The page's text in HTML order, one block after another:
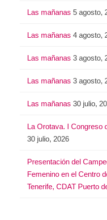
Las mañanas 5 agosto,
Las mañanas 4 agosto,
Las mañanas 3 agosto,
Las mañanas 3 agosto,
Las mañanas 30 julio,
La Orotava. I Congreso
30 julio, 2026
Presentación del
Femenino en el Centro
Tenerife, CDAT Puerto